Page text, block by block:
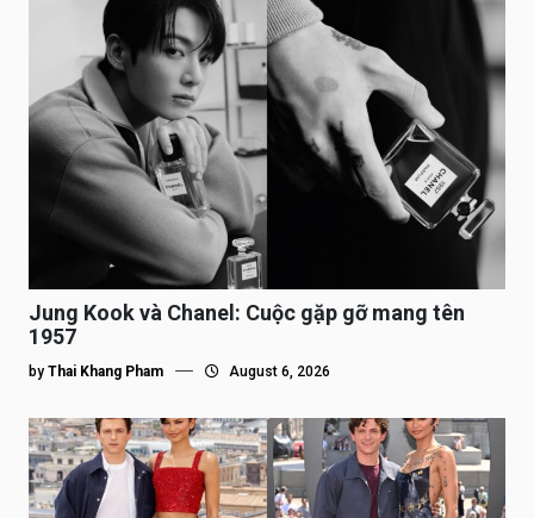
Jung Kook và Chanel: Cuộc gặp gỡ mang tên
1957
by Thai Khang Pham August 6, 2026